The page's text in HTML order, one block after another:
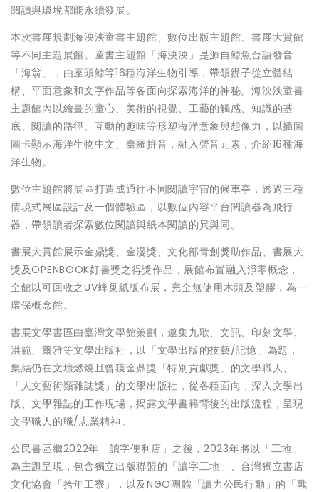
閱讀與環境都能永續發展。
本次書展規劃海泱泱童書主題館、數位出版主題館、書展大賞館
等不同主題展館。童書主題館「海泱泱」是源自鯨魚台語發音
「海翁」，由座頭鯨等16種海洋生物引導，帶領親子從立體結
構、平面意象和文字作品等各面向探索海洋的神秘。海泱泱童書
主題館內以繪畫的童心、美術的視覺、工藝的觸感、知識的基
底、閱讀的路徑、互動的趣味等形塑海洋意象與想像力，以插圖
圖卡顯示海洋生物中文、臺羅拚音，融入聲音元素，介紹16種海
洋生物。
數位主題館將展區打造成通往不同閱讀宇宙的候車亭，透過三種
情境式展區設計及一個體驗區，以數位內容平台閱讀器為飛行
器，帶領讀者探索數位閱讀與紙本閱讀的異與同。
書展大賞館展示金鼎獎、金漫獎、文化部青創獎助作品、書展大
獎及OPENBOOK好書獎之得獎作品，展館布置融入淨零概念，
全館以可回收之UV蜂巢紙版布展，完全無使用木頭及塑膠，為一
環保概念館。
書展文學書區由臺灣文學館策劃，邀集九歌、文訊、印刻文學、
洪範、爾雅等文學出版社，以「文學出版的技藝/記憶」為題，
集結仍在文壇燃燒且曾獲金鼎獎「特別貢獻獎」的文學職人、
「人文藝術類雜誌獎」的文學出版社，從各種面向，深入文學出
版、文學雜誌的工作現場，揭露文學書籍背後的出版流程，呈現
文學職人的職/志業精神。
公民書區繼2022年「讀字便利店」之後，2023年將以「工地」
為主題呈現，包含獨立出版聯盟的「讀字工地」、台灣獨立書店
文化協會「拾年工寮」，以及NGO團體「讀力公民行動」的「戰